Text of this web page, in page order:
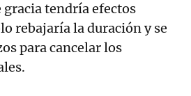
gracia tendría efectos
rebajaría la duración y se
para cancelar los